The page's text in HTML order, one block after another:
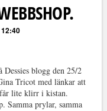
12:40
blogg den 25/2
Tricot med länkar att
lite klirr i kistan.
Samma prylar, samma